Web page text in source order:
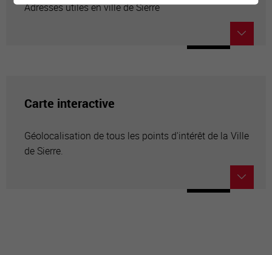
Adresses utiles en ville de Sierre
Carte interactive
Géolocalisation de tous les points d'intérêt de la Ville
de Sierre.